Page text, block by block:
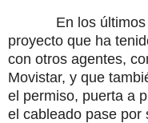
En los
proyecto que ha
con otros agentes,
Movistar, y que
el permiso, puerta a
el cableado pase por